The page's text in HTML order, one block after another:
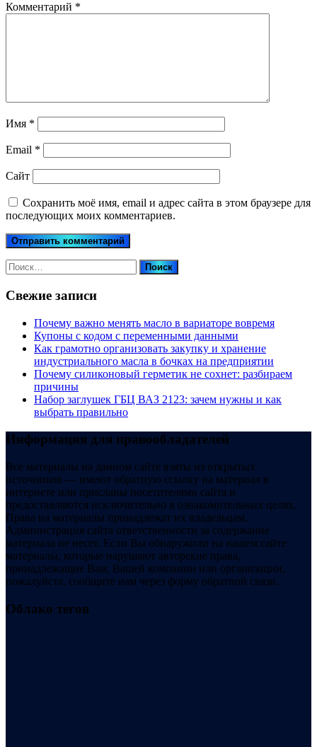
Комментарий *
Имя *
Email *
Сайт
Сохранить моё имя, email и адрес сайта в этом браузере для
последующих моих комментариев.
Найти:
Свежие записи
Почему важно менять масло в вариаторе вовремя
Купоны c кодом с переменными данными
Как грамотно организовать закупку и хранение
индустриального масла в бочках на предприятии
Почему силиконовый герметик не сохнет: разбираем
причины
Набор заглушек ГБЦ ВАЗ 2123: зачем нужны и как
выбрать правильно
Информация для правообладателей
Все материалы на данном сайте взяты из открытых
источников — имеют обратную ссылку на материал в
интернете или присланы посетителями сайта и
предоставляются исключительно в ознакомительных целях.
Права на материалы принадлежат их владельцам.
Администрация сайта ответственности за содержание
материала не несет. Если Вы обнаружили на нашем сайте
материалы, которые нарушают авторские права,
принадлежащие Вам, Вашей компании или организации,
пожалуйста, сообщите нам через форму обратной связи.
Облако тегов